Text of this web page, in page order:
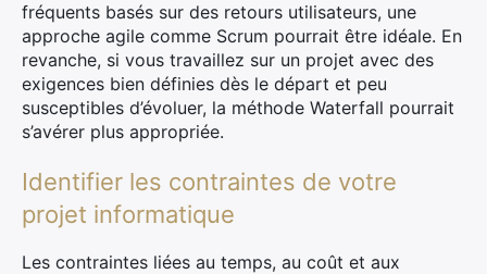
fréquents basés sur des retours utilisateurs, une
approche agile comme Scrum pourrait être idéale. En
revanche, si vous travaillez sur un projet avec des
exigences bien définies dès le départ et peu
susceptibles d’évoluer, la méthode Waterfall pourrait
s’avérer plus appropriée.
Identifier les contraintes de votre
projet informatique
Les contraintes liées au temps, au coût et aux